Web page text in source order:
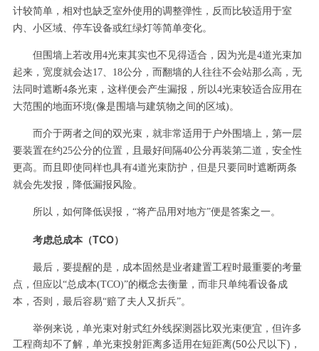
计较简单，相对也缺乏室外使用的调整弹性，反而比较适用于室
内、小区域、停车设备或红绿灯等简单变化。
但围墙上若改用4光束其实也不见得适合，因为光是4道光束加
起来，宽度就会达17、18公分，而翻墙的人往往不会站那么高，无
法同时遮断4条光束，这样便会产生漏报，所以4光束较适合应用在
大范围的地面环境(像是围墙与建筑物之间的区域)。
而介于两者之间的双光束，就非常适用于户外围墙上，第一层
要装置在约25公分的位置，且最好间隔40公分再装第二道，安全性
更高。而且即使同样也具有4道光束防护，但是只要同时遮断两条
就会先发报，降低漏报风险。
所以，如何降低误报，“将产品用对地方”便是答案之一。
考虑总成本（TCO）
最后，要提醒的是，成本固然是业者建置工程时最重要的考量
点，但应以“总成本(TCO)”的概念去衡量，而非只单纯看设备成
本，否则，最后容易“赔了夫人又折兵”。
举例来说，单光束对射式红外线探测器比双光束便宜，但许多
工程商却不了解，单光束投射距离多适用在短距离(50公尺以下)，